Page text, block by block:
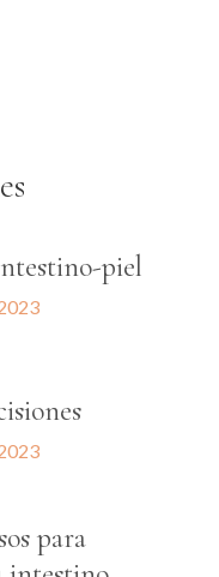
piel
para